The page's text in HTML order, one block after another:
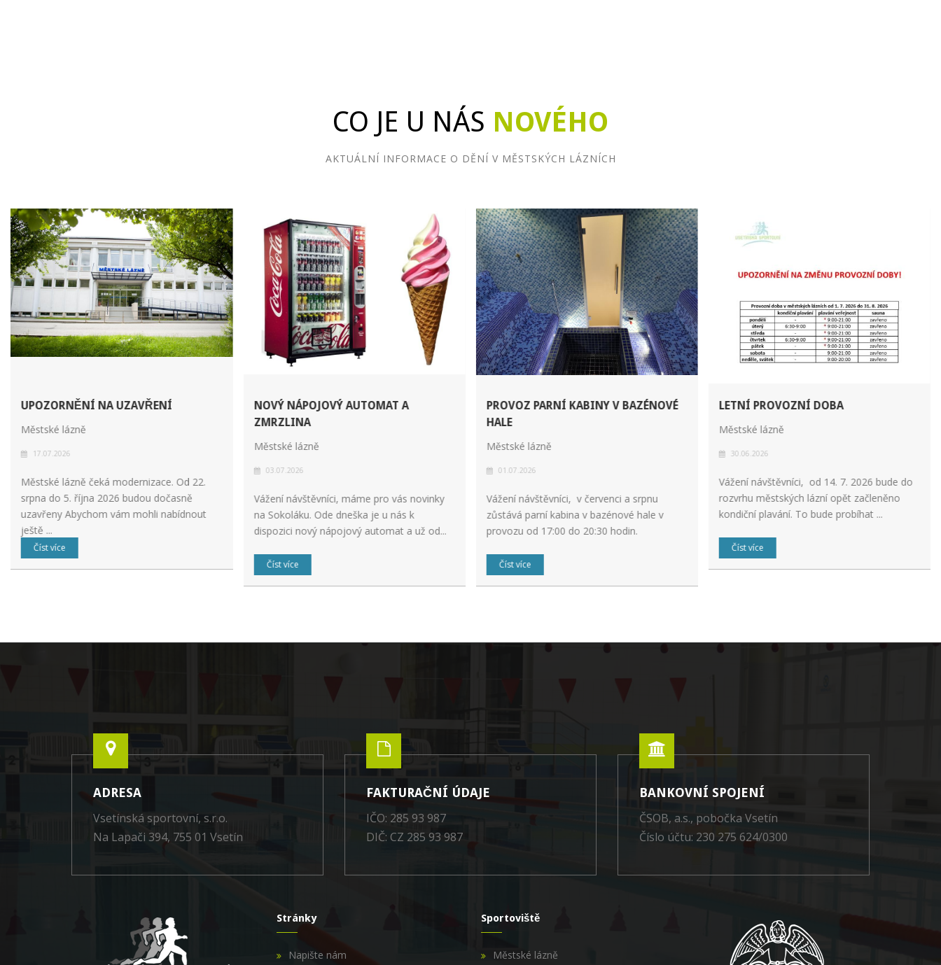
CO JE U NÁS NOVÉHO
AKTUÁLNÍ INFORMACE O DĚNÍ V MĚSTSKÝCH LÁZNÍCH
UPOZORNĚNÍ NA UZAVŘENÍ
Městské lázně
17.07.2026
Městské lázně čeká modernizace. Od 22.
srpna do 5. října 2026 budou dočasně
uzavřeny Abychom vám mohli nabídnout
ještě ...
Číst více
NOVÝ NÁPOJOVÝ AUTOMAT A
ZMRZLINA
Městské lázně
03.07.2026
Vážení návštěvníci, máme pro vás novinky
na Sokoláku. Ode dneška je u nás k
dispozici nový nápojový automat a už od...
Číst více
PROVOZ PARNÍ KABINY V BAZÉNOVÉ
HALE
Městské lázně
01.07.2026
Vážení návštěvníci, v červenci a srpnu
zůstává parní kabina v bazénové hale v
provozu od 17:00 do 20:30 hodin.
Číst více
LETNÍ PROVOZNÍ DOBA
Městské lázně
30.06.2026
Vážení návštěvníci, od 14. 7. 2026 bude do
rozvrhu městských lázní opět začleněno
kondiční plavání. To bude probíhat ...
Číst více
ADRESA
Vsetínská sportovní, s.r.o.
Na Lapači 394, 755 01 Vsetín
FAKTURAČNÍ ÚDAJE
IČO: 285 93 987
DIČ: CZ 285 93 987
BANKOVNÍ SPOJENÍ
ČSOB, a.s., pobočka Vsetín
Číslo účtu: 230 275 624/0300
Stránky
Napište nám
Sportoviště
Městské lázně